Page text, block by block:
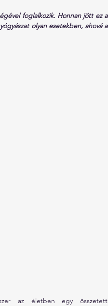
foglalkozik. Honnan jött ez a
olyan esetekben, ahová a
az életben egy összetett